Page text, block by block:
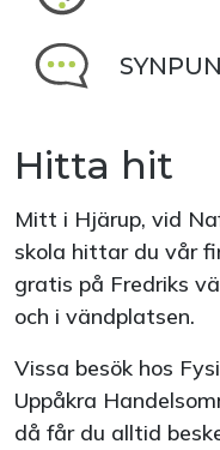
Hitta hit
Mitt i Hjärup, vid
skola hittar du vår
gratis på Fredriks
och i vändplatsen.
Vissa besök hos
Uppåkra
då får du alltid